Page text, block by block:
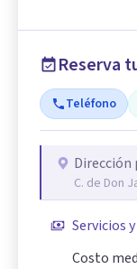
Reserva
Teléfono
C. de Don
Servicios
Costo